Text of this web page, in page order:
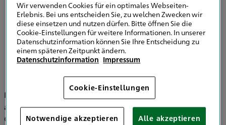
Informationen zu Strategien zur
Einbeziehung von Nachhaltigkeitsrisiken in
der Versicherungsberatung
Im Bereich der Versicherungsvermittlung werden
ausschließlich die HDI Versicherung AG, HDI Global SE, HDI
Global Specialty SE, HDI Lebensversicherung AG, HDI
Wir verwenden Cookies für ein optimales Webseiten-
Erlebnis. Bei uns entscheiden Sie, zu welchen Zwecken wir
diese einsetzen und nutzen dürfen. Bitte öffnen Sie die
Cookie-Einstellungen für weitere Informationen. In unserer
Datenschutzinformation können Sie Ihre Entscheidung zu
einem späteren Zeitpunkt ändern.
Datenschutzinformation Impressum
Cookie-Einstellungen
Notwendige akzeptieren Alle akzeptieren